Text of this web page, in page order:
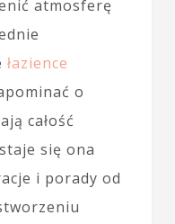
atmosferę
łazience
o
całość
się ona
i porady od